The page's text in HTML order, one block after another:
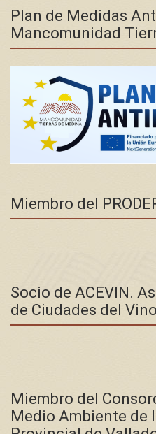
Plan de Medidas
Mancomunidad
Miembro del
Socio de ACEVIN.
de Ciudades del Vino
Miembro del
Medio Ambiente de